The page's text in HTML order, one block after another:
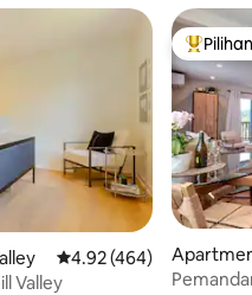
Penarafan purata 4.92
4.92 (464)
Valley
Pilihan